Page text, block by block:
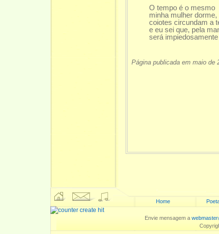
O tempo é o mesmo
minha mulher dorme,
coiotes circundam a
e eu sei que, pela
será impiedosamente
Página publicada em maio de
Home
Envie mensagem a